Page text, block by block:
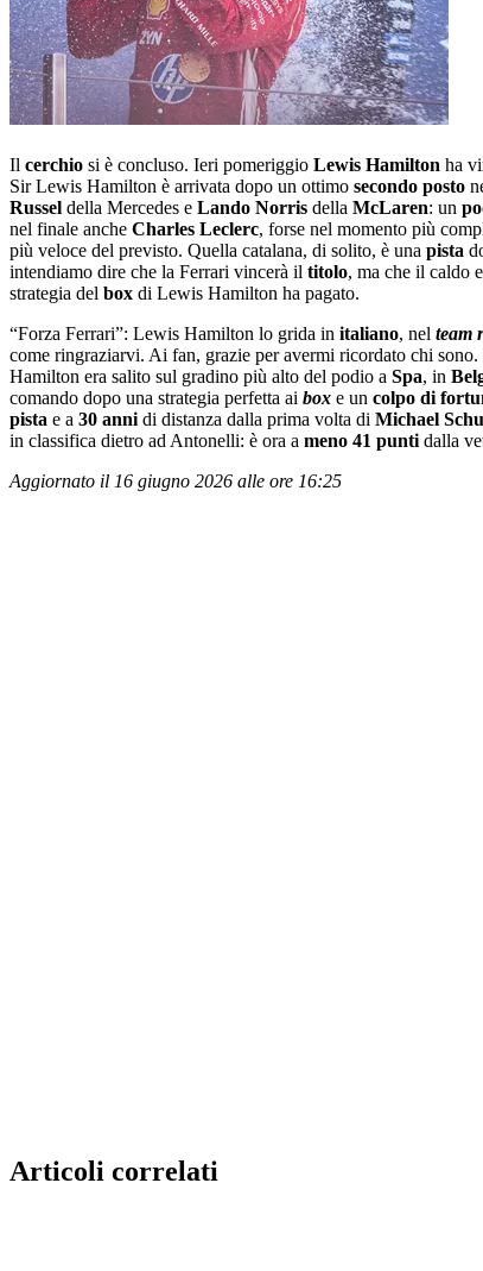
Il cerchio si è concluso. Ieri pomeriggio Lewis Hamilton ha
Sir Lewis Hamilton è arrivata dopo un ottimo secondo posto
Russel della Mercedes e Lando Norris della McLaren: un
nel finale anche Charles Leclerc, forse nel momento più
più veloce del previsto. Quella catalana, di solito, è una pista
intendiamo dire che la Ferrari vincerà il titolo, ma che il caldo
strategia del box di Lewis Hamilton ha pagato.
“Forza Ferrari”: Lewis Hamilton lo grida in italiano, nel team
come ringraziarvi. Ai fan, grazie per avermi ricordato chi
Hamilton era salito sul gradino più alto del podio a Spa, in
comando dopo una strategia perfetta ai box e un colpo di
pista e a 30 anni di distanza dalla prima volta di Michael
in classifica dietro ad Antonelli: è ora a meno 41 punti dalla
Aggiornato il 16 giugno 2026 alle ore 16:25
Articoli correlati